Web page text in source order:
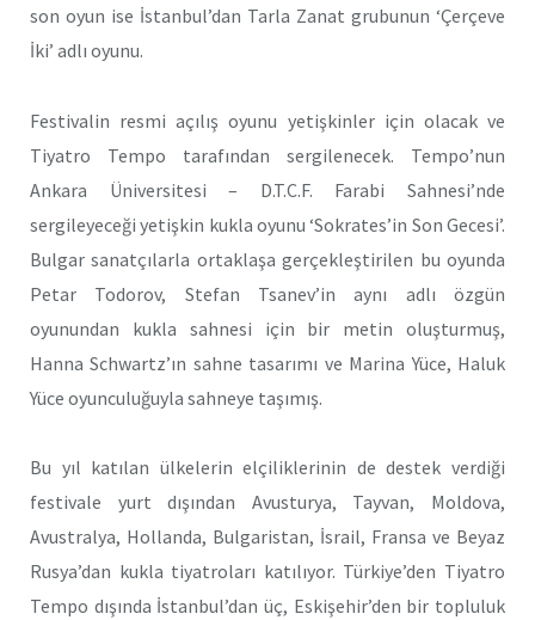
son oyun ise İstanbul’dan Tarla Zanat grubunun ‘Çerçeve
İki’ adlı oyunu.
Festivalin resmi açılış oyunu yetişkinler için olacak ve
Tiyatro Tempo tarafından sergilenecek. Tempo’nun
Ankara Üniversitesi – D.T.C.F. Farabi Sahnesi’nde
sergileyeceği yetişkin kukla oyunu ‘Sokrates’in Son Gecesi’.
Bulgar sanatçılarla ortaklaşa gerçekleştirilen bu oyunda
Petar Todorov, Stefan Tsanev’in aynı adlı özgün
oyunundan kukla sahnesi için bir metin oluşturmuş,
Hanna Schwartz’ın sahne tasarımı ve Marina Yüce, Haluk
Yüce oyunculuğuyla sahneye taşımış.
Bu yıl katılan ülkelerin elçiliklerinin de destek verdiği
festivale yurt dışından Avusturya, Tayvan, Moldova,
Avustralya, Hollanda, Bulgaristan, İsrail, Fransa ve Beyaz
Rusya’dan kukla tiyatroları katılıyor. Türkiye’den Tiyatro
Tempo dışında İstanbul’dan üç, Eskişehir’den bir topluluk